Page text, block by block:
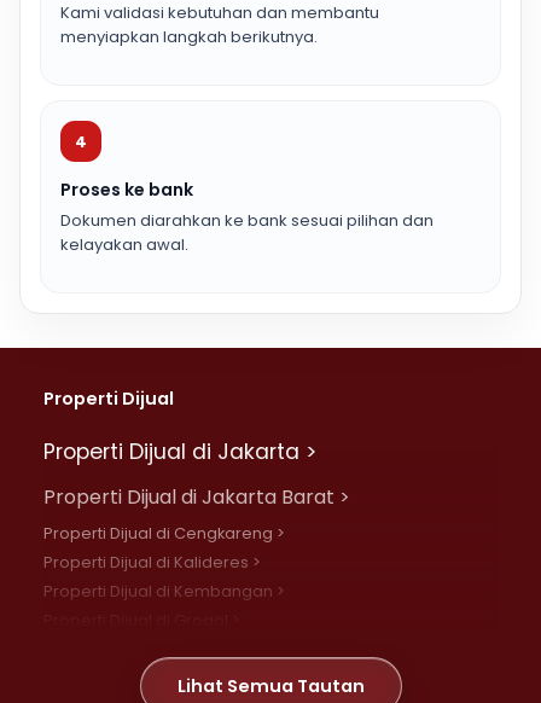
Kami validasi kebutuhan dan membantu
menyiapkan langkah berikutnya.
4
Proses ke bank
Dokumen diarahkan ke bank sesuai pilihan dan
kelayakan awal.
Properti Dijual
Properti Dijual di Jakarta >
Properti Dijual di Jakarta Barat >
Properti Dijual di Cengkareng >
Properti Dijual di Kalideres >
Properti Dijual di Kembangan >
Properti Dijual di Meruya >Lihat Semua Tautan